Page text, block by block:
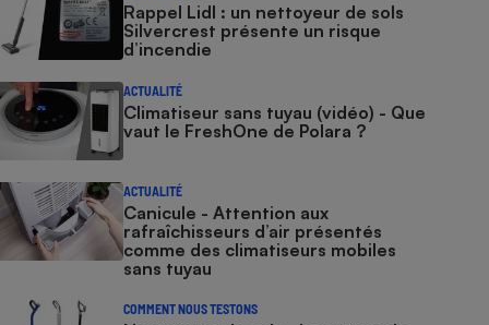
Rappel Lidl : un nettoyeur de sols
Silvercrest présente un risque
d’incendie
ACTUALITÉ
Climatiseur sans tuyau (vidéo) - Que
vaut le FreshOne de Polara ?
ACTUALITÉ
Canicule - Attention aux
rafraîchisseurs d’air présentés
comme des climatiseurs mobiles
sans tuyau
COMMENT NOUS TESTONS